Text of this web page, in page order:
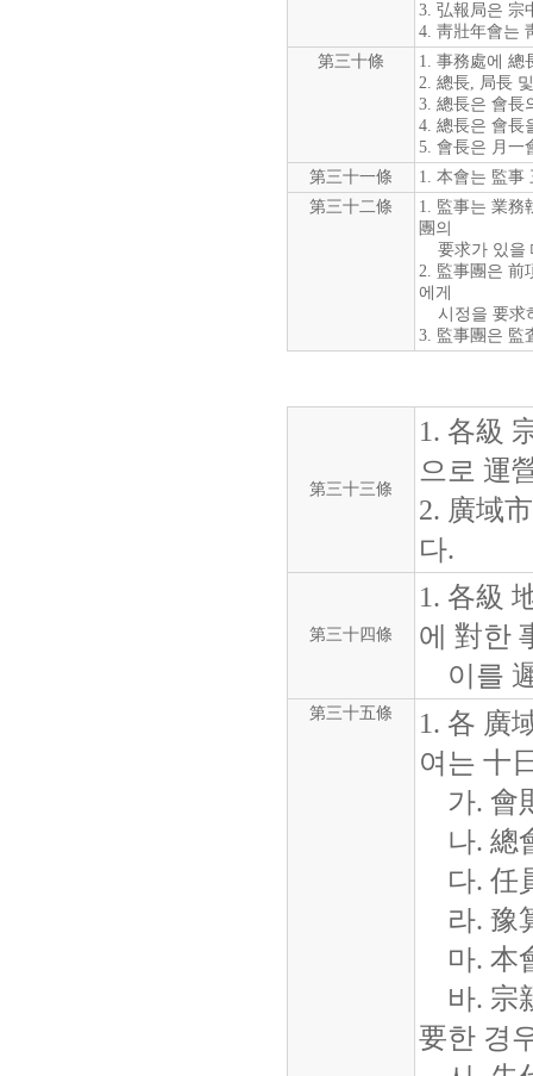
3. 弘報局은 宗
4. 靑壯年會는
第三十條
1. 事務處에 總
2. 總長, 局長
3. 總長은 會長
4. 總長은 會長
5. 會長은 月一
第三十一條
1. 本會는 監事
第三十二條
1. 監事는 業務
團의
要求가 있을
2. 監事團은 前
에게
시정을 要求
3. 監事團은 監
第三十三條
1. 各級
으로 運
2. 廣域
다.
第三十四條
1. 各級
에 對한
이를
第三十五條
1. 各 廣
여는 十
가. 會
나. 總
다. 任
라. 豫
마. 本
바. 宗
要한 경